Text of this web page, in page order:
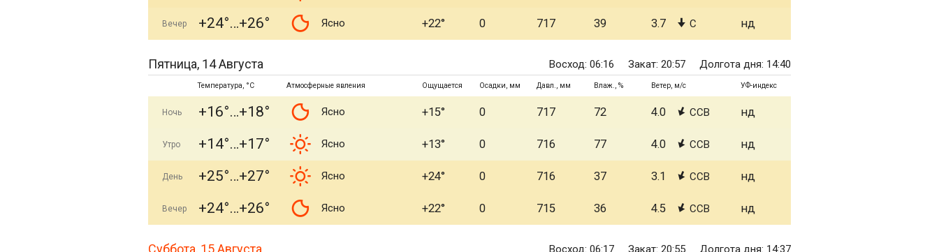
Вечер +24° +26° Ясно +22° 0 717 39 3.7 С нд
Пятница, 14 Августа Восход: 06:16 Закат: 20:57 Долгота дня: 14:40
Температура, °C Атмосферные явления Ощущается Осадки, мм Давл., мм Влаж., % Ветер, м/с УФ-индекс
Ночь +16° +18° Ясно +15° 0 717 72 4.0 ССВ нд
Утро +14° +17° Ясно +13° 0 716 77 4.0 ССВ нд
День +25° +27° Ясно +24° 0 716 37 3.1 ССВ нд
Вечер +24° +26° Ясно +22° 0 715 36 4.5 ССВ нд
Суббота, 15 Августа Восход: 06:17 Закат: 20:55 Долгота дня: 14:37